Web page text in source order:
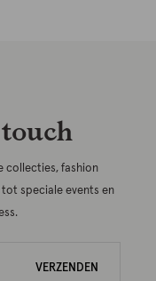
collecties, fashion
speciale events en
VERZENDEN